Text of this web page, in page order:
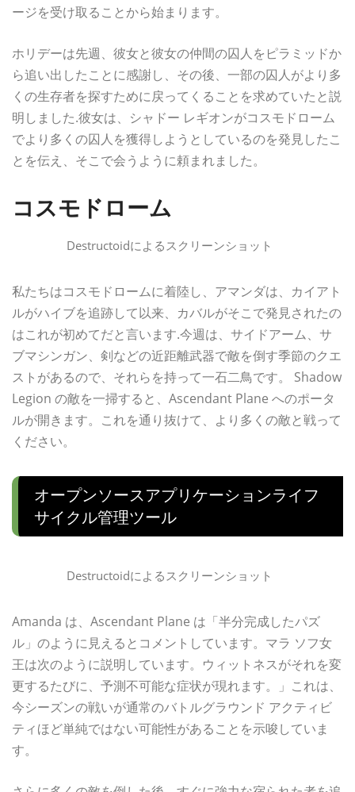
ージを受け取ることから始まります。
ホリデーは先週、彼女と彼女の仲間の囚人をピラミッドか
ら追い出したことに感謝し、その後、一部の囚人がより多
くの生存者を探すために戻ってくることを求めていたと説
明しました.彼女は、シャドー レギオンがコスモドローム
でより多くの囚人を獲得しようとしているのを発見したこ
とを伝え、そこで会うように頼まれました。
コスモドローム
Destructoidによるスクリーンショット
私たちはコスモドロームに着陸し、アマンダは、カイアト
ルがハイブを追跡して以来、カバルがそこで発見されたの
はこれが初めてだと言います.今週は、サイドアーム、サ
ブマシンガン、剣などの近距離武器で敵を倒す季節のクエ
ストがあるので、それらを持って一石二鳥です。 Shadow
Legion の敵を一掃すると、Ascendant Plane へのポータ
ルが開きます。これを通り抜けて、より多くの敵と戦って
ください。
オープンソースアプリケーションライフ
サイクル管理ツール
Destructoidによるスクリーンショット
Amanda は、Ascendant Plane は「半分完成したパズ
ル」のように見えるとコメントしています。マラ ソフ女
王は次のように説明しています。ウィットネスがそれを変
更するたびに、予測不可能な症状が現れます。」これは、
今シーズンの戦いが通常のバトルグラウンド アクティビ
ティほど単純ではない可能性があることを示唆していま
す。